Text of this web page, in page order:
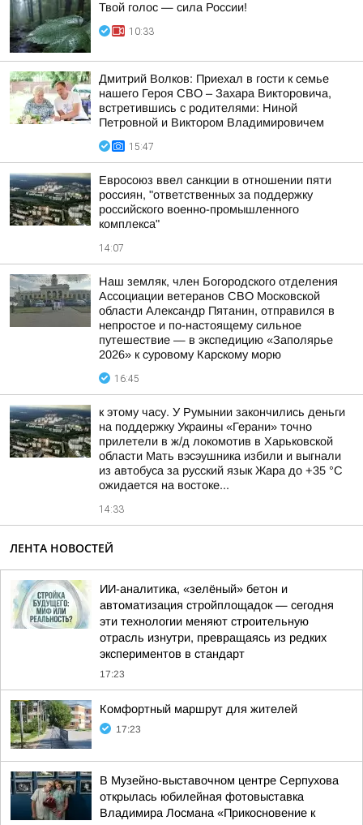
Твой голос — сила России!
10:33
Дмитрий Волков: Приехал в гости к семье
нашего Героя СВО – Захара Викторовича,
встретившись с родителями: Ниной
Петровной и Виктором Владимировичем
15:47
Евросоюз ввел санкции в отношении пяти
россиян, "ответственных за поддержку
российского военно-промышленного
комплекса"
14:07
Наш земляк, член Богородского отделения
Ассоциации ветеранов СВО Московской
области Александр Пятанин, отправился в
непростое и по-настоящему сильное
путешествие — в экспедицию «Заполярье
2026» к суровому Карскому морю
16:45
к этому часу. У Румынии закончились деньги
на поддержку Украины «Герани» точно
прилетели в ж/д локомотив в Харьковской
области Мать вэсэушника избили и выгнали
из автобуса за русский язык Жара до +35 °С
ожидается на востоке...
14:33
ЛЕНТА НОВОСТЕЙ
ИИ-аналитика, «зелёный» бетон и
автоматизация стройплощадок — сегодня
эти технологии меняют строительную
отрасль изнутри, превращаясь из редких
экспериментов в стандарт
17:23
Комфортный маршрут для жителей
17:23
В Музейно-выставочном центре Серпухова
открылась юбилейная фотовыставка
Владимира Лосмана «Прикосновение к